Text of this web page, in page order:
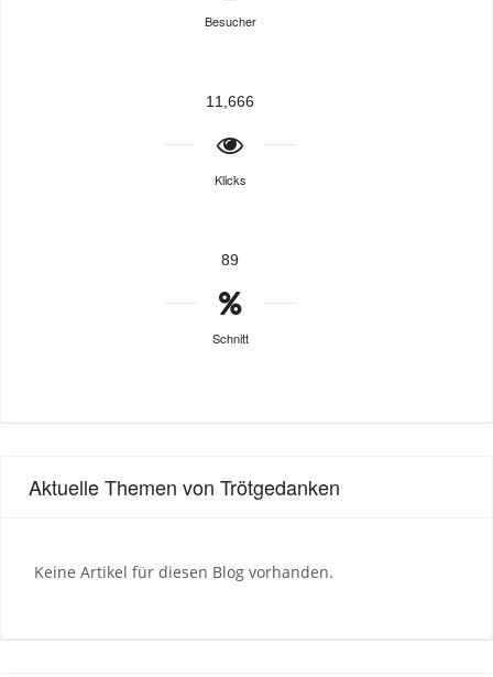
Besucher
11,666
Klicks
89
Schnitt
Aktuelle Themen von Trötgedanken
Keine Artikel für diesen Blog vorhanden.